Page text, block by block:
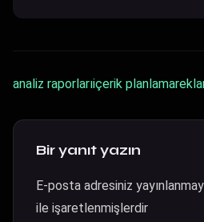
analiz raporlarıiçerik planlama
Bir yanıt yazın
E-posta adresiniz
ile işaretlenmişlerdir